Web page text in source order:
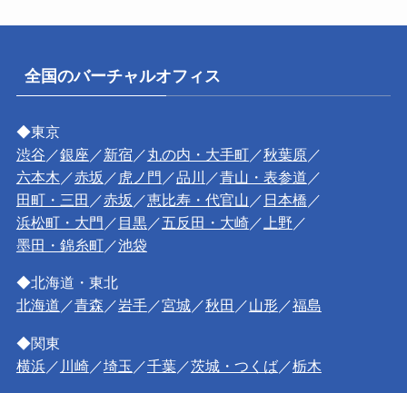
全国のバーチャルオフィス
◆東京
渋谷 ／銀座 ／新宿 ／丸の内・大手町／秋葉原／
六本木 ／赤坂 ／ 虎ノ門 ／品川 ／青山・表参道 ／
田町・三田 ／赤坂 ／恵比寿・代官山 ／ 日本橋 ／
浜松町・大門 ／ 目黒／五反田・大崎／ 上野 ／
墨田・錦糸町／池袋
◆北海道・東北
北海道 ／青森 ／岩手／宮城／秋田 ／山形／福島
◆関東
横浜／ 川崎／埼玉 ／千葉／茨城・つくば／栃木